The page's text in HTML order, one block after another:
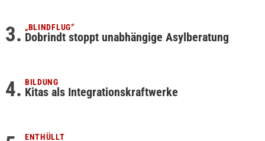
„BLINDFLUG“
Dobrindt stoppt unabhängige Asylberatung
BILDUNG
Kitas als Integrationskraftwerke
ENTHÜLLT